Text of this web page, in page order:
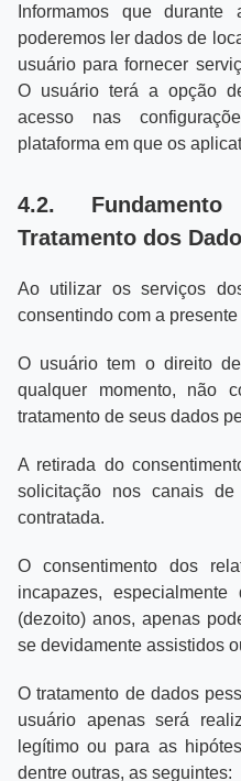
Informamos que
poderemos ler dados de
usuário para fornecer
O usuário terá a opção
acesso nas
plataforma em que os
4.2.
Tratamento dos
Ao utilizar os serviços
consentindo com a
O usuário tem o direito
qualquer momento, não
tratamento de seus dados
A retirada do
solicitação nos canais de
contratada.
O consentimento dos
incapazes,
(dezoito) anos, apenas
se devidamente assistidos
O tratamento de dados
usuário apenas será
legítimo ou para as
dentre outras, as seguintes: